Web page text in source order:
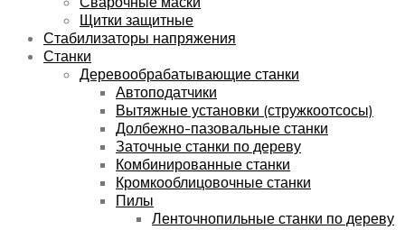
Щитки защитные
Стабилизаторы напряжения
Станки
Деревообрабатывающие станки
Автоподатчики
Вытяжные установки (стружкоотсосы)
Долбежно-пазовальные станки
Заточные станки по дереву
Комбинированные станки
Кромкооблицовочные станки
Пилы
Ленточнопильные станки по дереву